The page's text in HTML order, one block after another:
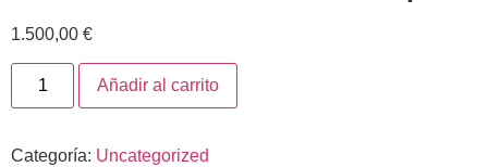
1.500,00 €
Añadir al carrito
Categoría: Uncategorized